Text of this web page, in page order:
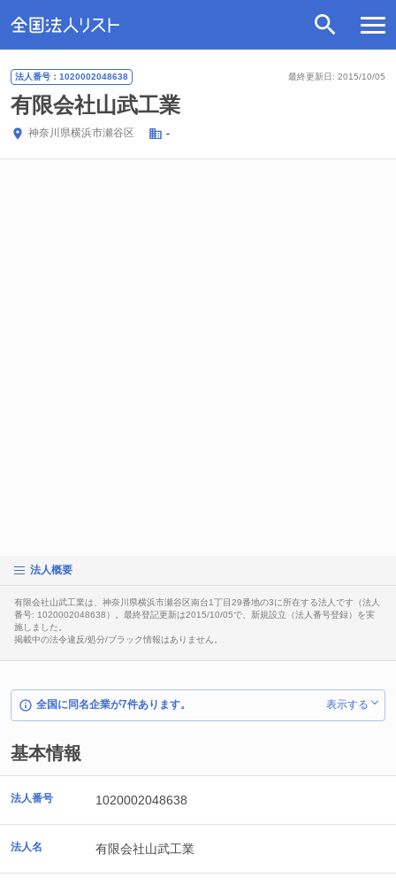
最終更新日: 2015/10/05
法人番号：1020002048638
有限会社山武工業
神奈川県横浜市瀬谷区 -
法人概要
有限会社山武工業は、神奈川県横浜市瀬谷区南台1丁目29番地の3に所在する法人です（法人
番号: 1020002048638）。最終登記更新は2015/10/05で、新規設立（法人番号登録）を実
施しました。
掲載中の法令違反/処分/ブラック情報はありません。
全国に同名企業が7件あります。 表示する
基本情報
法人番号 1020002048638
法人名 有限会社山武工業